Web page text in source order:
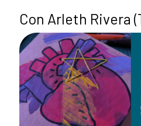
Con Arleth Rivera